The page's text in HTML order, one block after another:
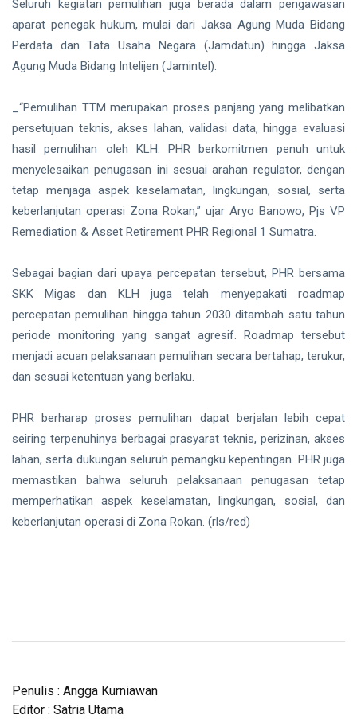
Seluruh kegiatan pemulihan juga berada dalam pengawasan
aparat penegak hukum, mulai dari Jaksa Agung Muda Bidang
Perdata dan Tata Usaha Negara (Jamdatun) hingga Jaksa
Agung Muda Bidang Intelijen (Jamintel).
_“Pemulihan TTM merupakan proses panjang yang melibatkan
persetujuan teknis, akses lahan, validasi data, hingga evaluasi
hasil pemulihan oleh KLH. PHR berkomitmen penuh untuk
menyelesaikan penugasan ini sesuai arahan regulator, dengan
tetap menjaga aspek keselamatan, lingkungan, sosial, serta
keberlanjutan operasi Zona Rokan,” ujar Aryo Banowo, Pjs VP
Remediation & Asset Retirement PHR Regional 1 Sumatra.
Sebagai bagian dari upaya percepatan tersebut, PHR bersama
SKK Migas dan KLH juga telah menyepakati roadmap
percepatan pemulihan hingga tahun 2030 ditambah satu tahun
periode monitoring yang sangat agresif. Roadmap tersebut
menjadi acuan pelaksanaan pemulihan secara bertahap, terukur,
dan sesuai ketentuan yang berlaku.
PHR berharap proses pemulihan dapat berjalan lebih cepat
seiring terpenuhinya berbagai prasyarat teknis, perizinan, akses
lahan, serta dukungan seluruh pemangku kepentingan. PHR juga
memastikan bahwa seluruh pelaksanaan penugasan tetap
memperhatikan aspek keselamatan, lingkungan, sosial, dan
keberlanjutan operasi di Zona Rokan. (rls/red)
Penulis : Angga Kurniawan
Editor : Satria Utama